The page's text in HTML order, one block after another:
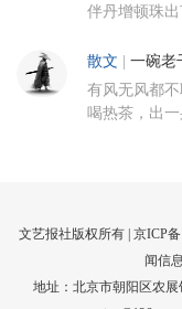
伴丹增顿珠
散文 | 一碗老
有风无风都
喝热茶，出一
文艺报社版权所有 | 京ICP
闻信
地址：北京市朝阳区农展